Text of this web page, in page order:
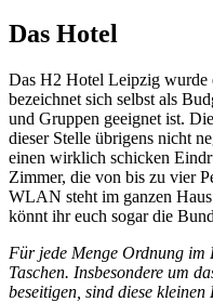
Das Hotel
Das H2 Hotel Leipzig wurde
bezeichnet sich selbst als
und Gruppen geeignet ist.
dieser Stelle übrigens nicht
einen wirklich schicken
Zimmer, die von bis zu vier
WLAN steht im ganzen
könnt ihr euch sogar die
Für jede Menge Ordnung im
Taschen. Insbesondere um
beseitigen, sind diese